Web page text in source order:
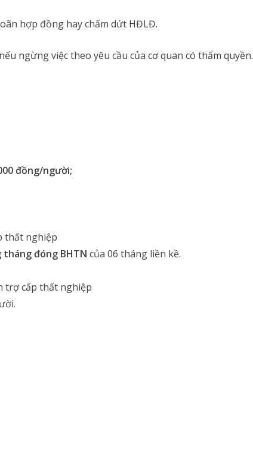
hợp đồng hay chấm dứt HĐLĐ.
nếu ngừng việc theo yêu cầu của cơ quan có thẩm quyền.
đồng/người;
thất nghiệp
đóng BHTN của 06 tháng liền kề.
trợ cấp thất nghiệp